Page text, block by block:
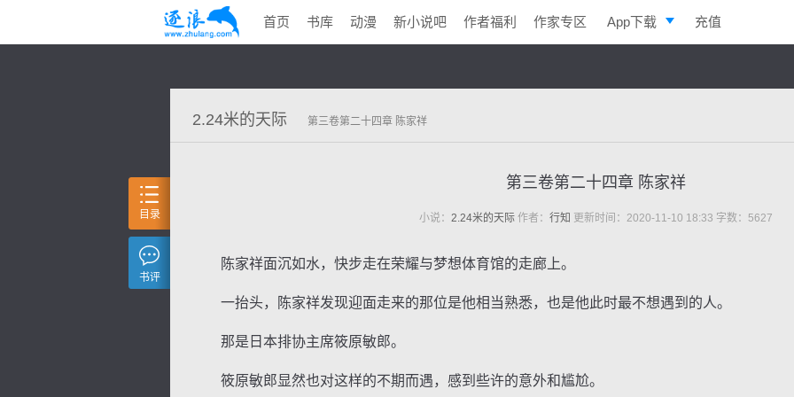
首页 书库 动漫 新小说吧 作者福利 作家专区 App下载 充值
2.24米的天际 第三卷第二十四章 陈家祥
第三卷第二十四章 陈家祥
小说： 2.24米的天际作者： 行知 更新时间：2020-11-10 18:33 字数：5627
陈家祥面沉如水，快步走在荣耀与梦想体育馆的走廊上。
一抬头，陈家祥发现迎面走来的那位是他相当熟悉，也是他此时最不想遇到的人。
那是日本排协主席筱原敏郎。
筱原敏郎显然也对这样的不期而遇，感到些许的意外和尴尬。
目录
书评